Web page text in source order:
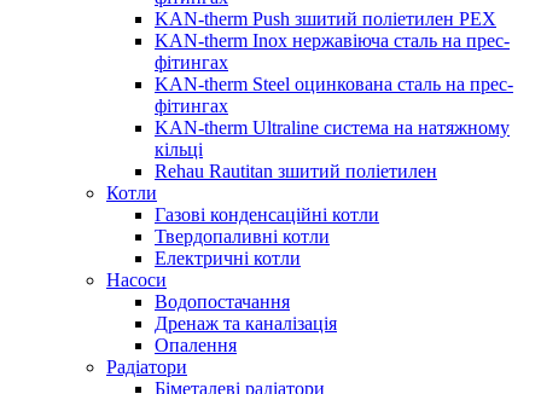
KAN-therm Push зшитий поліетилен PEX
KAN-therm Inox нержавіюча сталь на прес-
фітингах
KAN-therm Steel оцинкована сталь на прес-
фітингах
KAN-therm Ultraline система на натяжному
кільці
Rehau Rautitan зшитий поліетилен
Котли
Газові конденсаційні котли
Твердопаливні котли
Електричні котли
Насоси
Водопостачання
Дренаж та каналізація
Опалення
Радіатори
Біметалеві радіатори